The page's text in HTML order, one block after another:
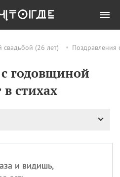
свадьбой (26 лет) Поздравления
годовщиной
в стихах
и видишь,
ПРАЗДНИКИ Все
08.08 День «Счастье
случается» (Happiness
Happens Day)
великомученика
покровителя всех